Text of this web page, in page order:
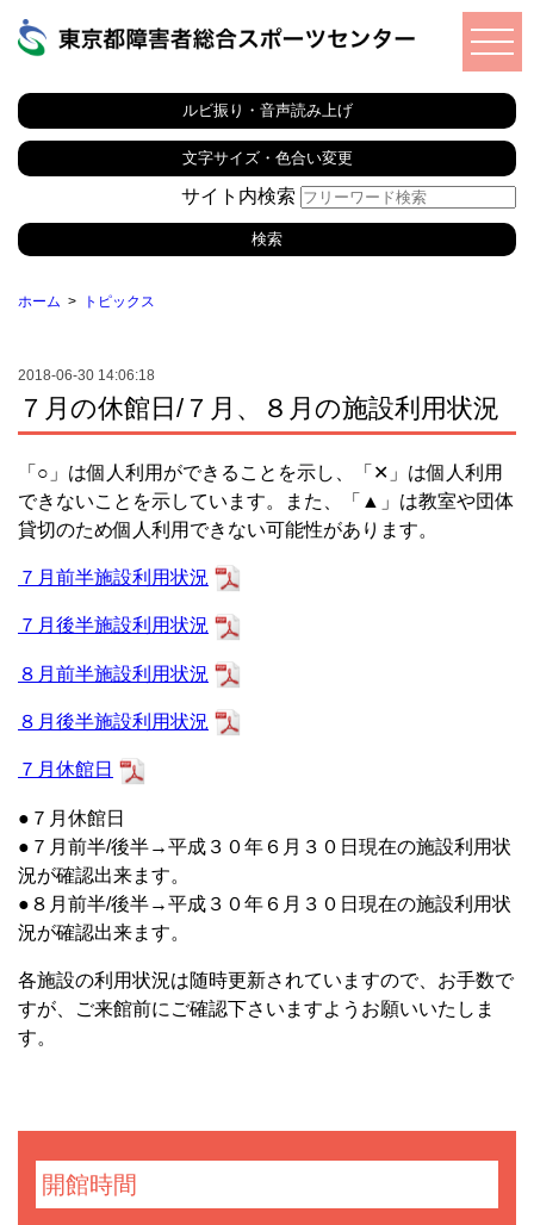
ルビ振り・音声読み上げ
文字サイズ・色合い変更
サイト内検索
ホーム トピックス
2018-06-30 14:06:18
７月の休館日/７月、８月の施設利用状況
「○」は個人利用ができることを示し、「✕」は個人利用
できないことを示しています。また、「▲」は教室や団体
貸切のため個人利用できない可能性があります。
７月前半施設利用状況
７月後半施設利用状況
８月前半施設利用状況
８月後半施設利用状況
７月休館日
●７月休館日
●７月前半/後半→平成３０年６月３０日現在の施設利用状
況が確認出来ます。
●８月前半/後半→平成３０年６月３０日現在の施設利用状
況が確認出来ます。
各施設の利用状況は随時更新されていますので、お手数で
すが、ご来館前にご確認下さいますようお願いいたしま
す。
開館時間